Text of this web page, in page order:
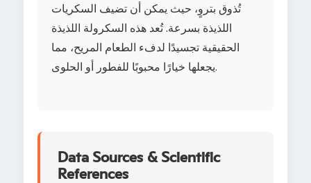
تُذوق بتروٍ، حيث يمكن أن تضيف السكريات
اللذيذة بسرعة. تُعد هذه السكرولة اللذيذة
الحقيقية تجسيدًا لدفء الطعام المريح، مما
يجعلها خيارًا محبوبًا للفطور أو الحلوى.
Data Sources & Scientific
References